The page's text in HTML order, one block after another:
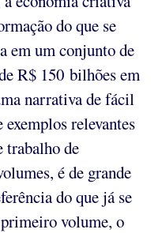
do que se
em um conjunto de
R$ 150 bilhões em
narrativa de fácil
relevantes
trabalho de
é de grande
do que já se
volume, o